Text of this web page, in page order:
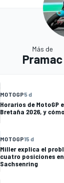
Más de
Pramac
MOTOGP5 d
Horarios de MotoGP
Bretaña 2026, y
MOTOGP15 d
Miller explica el
cuatro posiciones
Sachsenring